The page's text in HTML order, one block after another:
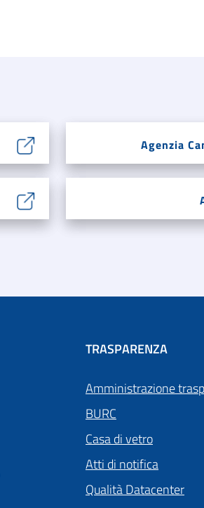
Agenzia
TRASPARENZA
Amministrazione
BURC
Casa di vetro
Atti di notifica
Qualità Datacenter